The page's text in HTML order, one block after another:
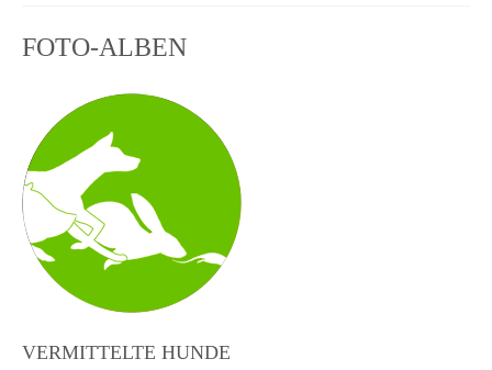
FOTO-ALBEN
VERMITTELTE HUNDE